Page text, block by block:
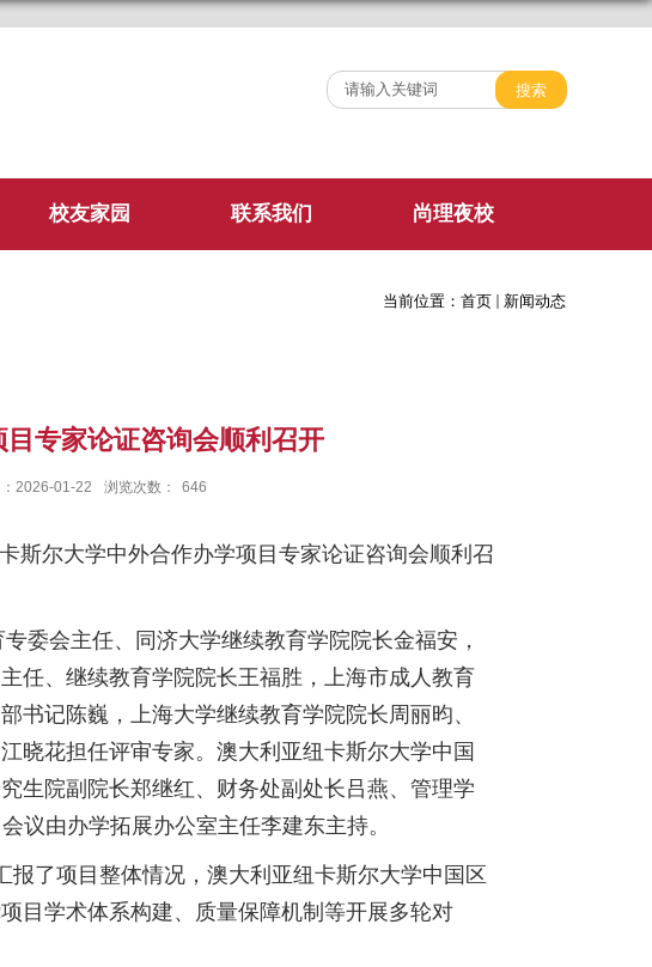
校友家园 联系我们 尚理夜校
当前位置： 首页 新闻动态
专家论证咨询会顺利召开
2026-01-22 浏览次数： 646
尔大学中外合作办学项目专家论证咨询会顺利召
会主任、同济大学继续教育学院院长金福安，
任、继续教育学院院长王福胜，上海市成人教育
书记陈巍，上海大学继续教育学院院长周丽昀、
晓花担任评审专家。澳大利亚纽卡斯尔大学中国
生院副院长郑继红、财务处副处长吕燕、管理学
议由办学拓展办公室主任李建东主持。
项目整体情况，澳大利亚纽卡斯尔大学中国区
目学术体系构建、质量保障机制等开展多轮对